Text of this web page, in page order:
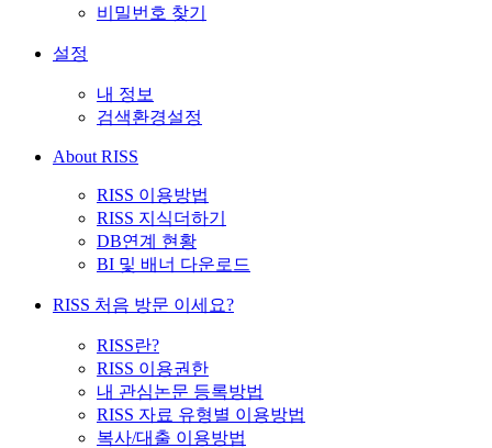
비밀번호 찾기
설정
내 정보
검색환경설정
About RISS
RISS 이용방법
RISS 지식더하기
DB연계 현황
BI 및 배너 다운로드
RISS 처음 방문 이세요?
RISS란?
RISS 이용권한
내 관심논문 등록방법
RISS 자료 유형별 이용방법
복사/대출 이용방법